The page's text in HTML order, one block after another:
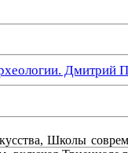
Дмитрий
Школы